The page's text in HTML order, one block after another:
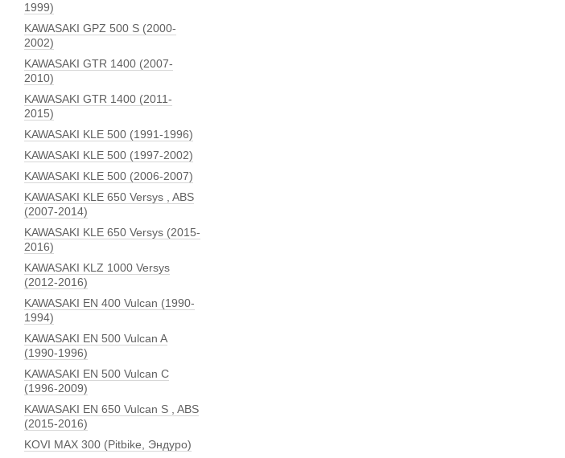
1999)
KAWASAKI GPZ 500 S (2000-
2002)
KAWASAKI GTR 1400 (2007-
2010)
KAWASAKI GTR 1400 (2011-
2015)
KAWASAKI KLE 500 (1991-1996)
KAWASAKI KLE 500 (1997-2002)
KAWASAKI KLE 500 (2006-2007)
KAWASAKI KLE 650 Versys , ABS
(2007-2014)
KAWASAKI KLE 650 Versys (2015-
2016)
KAWASAKI KLZ 1000 Versys
(2012-2016)
KAWASAKI EN 400 Vulcan (1990-
1994)
KAWASAKI EN 500 Vulcan A
(1990-1996)
KAWASAKI EN 500 Vulcan C
(1996-2009)
KAWASAKI EN 650 Vulcan S , ABS
(2015-2016)
KOVI MAX 300 (Pitbike, Эндуро)